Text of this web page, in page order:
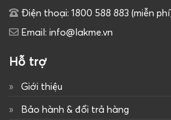
Điện thoại: 1800 588 883 (miễn
Email: info@lakme.vn
Hỗ trợ
Giới thiệu
Bảo hành & đổi trả hàng